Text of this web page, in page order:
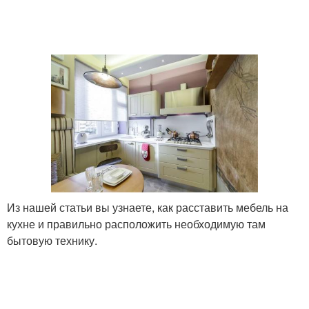
Из нашей статьи вы узнаете, как расставить мебель на
кухне и правильно расположить необходимую там
бытовую технику.